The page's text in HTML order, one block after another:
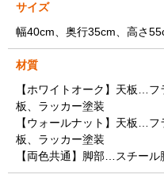
サイズ
幅40cm、奥行35cm、高さ
材質
【ホワイトオーク】天板…
板、ラッカー塗装
【ウォールナット】天板…
板、ラッカー塗装
【両色共通】脚部…スチール